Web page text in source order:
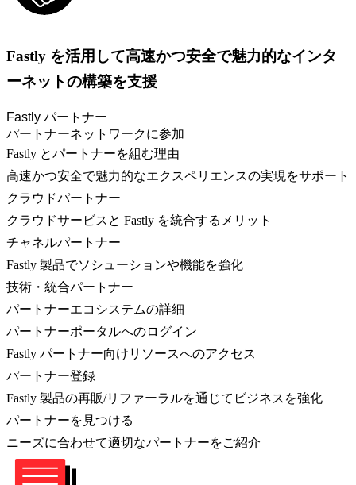
Fastly を活用して高速かつ安全で魅力的なインタ
ーネットの構築を支援
Fastly パートナー
パートナーネットワークに参加
Fastly とパートナーを組む理由
高速かつ安全で魅力的なエクスペリエンスの実現をサポート
クラウドパートナー
クラウドサービスと Fastly を統合するメリット
チャネルパートナー
Fastly 製品でソシューションや機能を強化
技術・統合パートナー
パートナーエコシステムの詳細
パートナーポータルへのログイン
Fastly パートナー向けリソースへのアクセス
パートナー登録
Fastly 製品の再販/リファーラルを通じてビジネスを強化
パートナーを見つける
ニーズに合わせて適切なパートナーをご紹介